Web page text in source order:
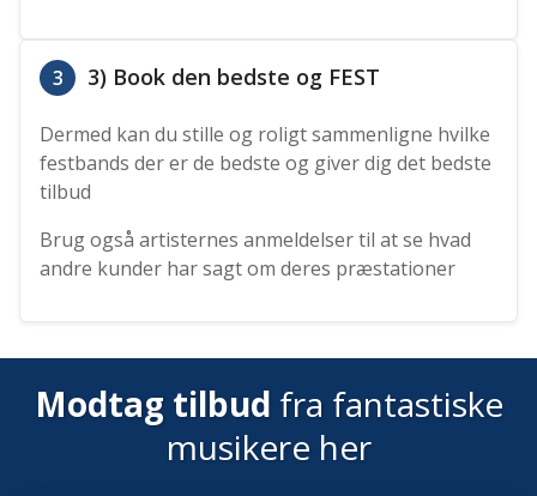
3 3) Book den bedste og FEST
Dermed kan du stille og roligt sammenligne hvilke
festbands der er de bedste og giver dig det bedste
tilbud
Brug også artisternes anmeldelser til at se hvad
andre kunder har sagt om deres præstationer
Modtag tilbud fra fantastiske
musikere her